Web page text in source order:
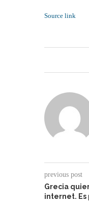
Source link
previous post
Grecia
internet.